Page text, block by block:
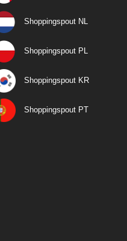
Shoppingspout NL
Shoppingspout PL
Shoppingspout KR
Shoppingspout PT